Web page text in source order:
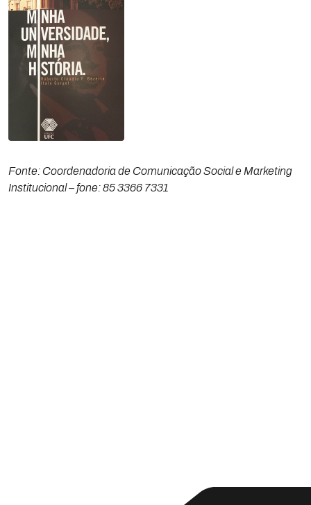
Fonte: Coordenadoria de Comunicação Social e Marketing
Institucional – fone: 85 3366 7331